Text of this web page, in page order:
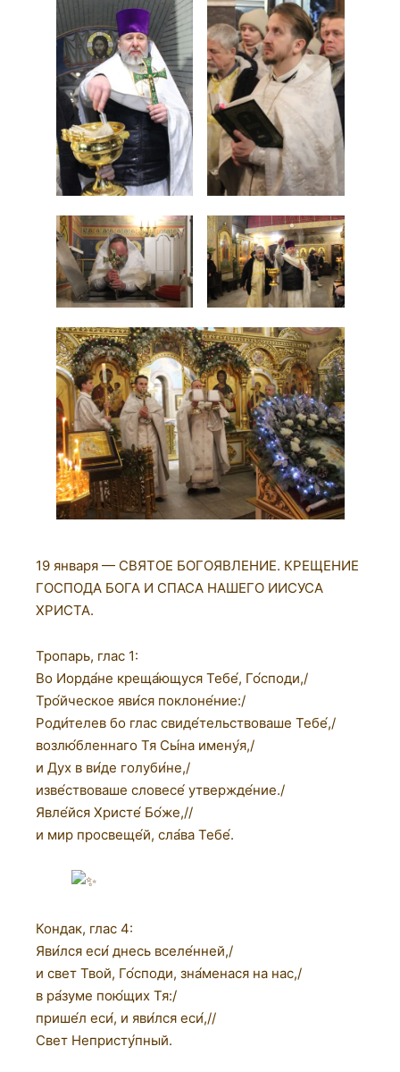
19 января — СВЯТОЕ БОГОЯВЛЕНИЕ. КРЕЩЕНИЕ
ГОСПОДА БОГА И СПАСА НАШЕГО ИИСУСА
ХРИСТА.
Тропарь, глас 1:
Во Иорда́не креща́ющуся Тебе́, Го́споди,/
Тро́йческое яви́ся поклоне́ние:/
Роди́телев бо глас свиде́тельствоваше Тебе́,/
возлю́бленнаго Тя Сы́на имену́я,/
и Дух в ви́де голуби́не,/
изве́ствоваше словесе́ утвержде́ние./
Явле́йся Христе́ Бо́же,//
и мир просвеще́й, сла́ва Тебе́.
Кондак, глас 4:
Яви́лся еси́ днесь вселе́нней,/
и свет Твой, Го́споди, зна́менася на нас,/
в ра́зуме пою́щих Тя:/
прише́л еси́, и яви́лся еси́,//
Свет Непристу́пный.